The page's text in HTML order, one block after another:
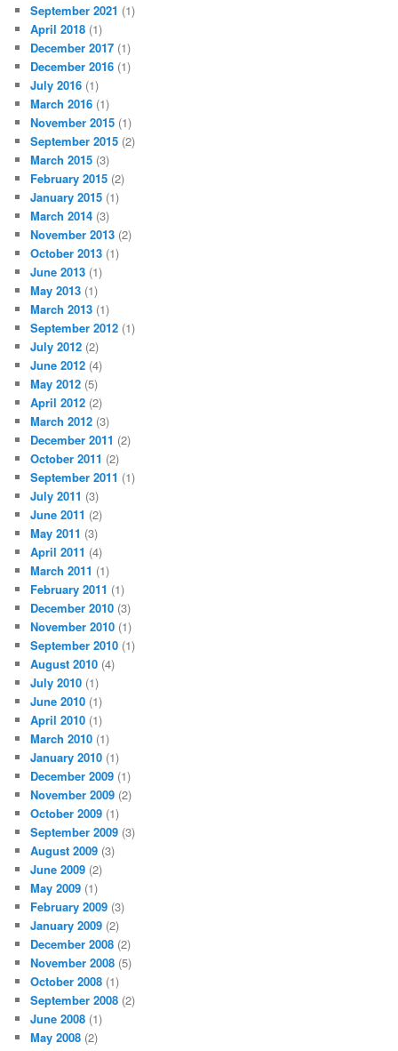
September 2021 (1)
April 2018 (1)
December 2017 (1)
December 2016 (1)
July 2016 (1)
March 2016 (1)
November 2015 (1)
September 2015 (2)
March 2015 (3)
February 2015 (2)
January 2015 (1)
March 2014 (3)
November 2013 (2)
October 2013 (1)
June 2013 (1)
May 2013 (1)
March 2013 (1)
September 2012 (1)
July 2012 (2)
June 2012 (4)
May 2012 (5)
April 2012 (2)
March 2012 (3)
December 2011 (2)
October 2011 (2)
September 2011 (1)
July 2011 (3)
June 2011 (2)
May 2011 (3)
April 2011 (4)
March 2011 (1)
February 2011 (1)
December 2010 (3)
November 2010 (1)
September 2010 (1)
August 2010 (4)
July 2010 (1)
June 2010 (1)
April 2010 (1)
March 2010 (1)
January 2010 (1)
December 2009 (1)
November 2009 (2)
October 2009 (1)
September 2009 (3)
August 2009 (3)
June 2009 (2)
May 2009 (1)
February 2009 (3)
January 2009 (2)
December 2008 (2)
November 2008 (5)
October 2008 (1)
September 2008 (2)
June 2008 (1)
May 2008 (2)